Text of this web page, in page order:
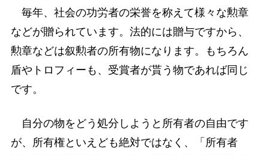
毎年、社会の功労者の栄誉を称えて様々な勲章
などが贈られています。法的には贈与ですから、
勲章などは叙勲者の所有物になります。もちろん
盾やトロフィーも、受賞者が貰う物であれば同じ
です。
自分の物をどう処分しようと所有者の自由です
が、所有権といえども絶対ではなく、「所有者